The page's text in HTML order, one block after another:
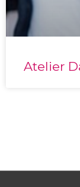
Atelier